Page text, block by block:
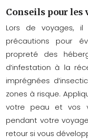
Conseils pour les
Lors de voyages,
précautions pour
propreté des
d’infestation à la
imprégnées
zones à risque.
votre peau et vos
pendant votre
retour si vous